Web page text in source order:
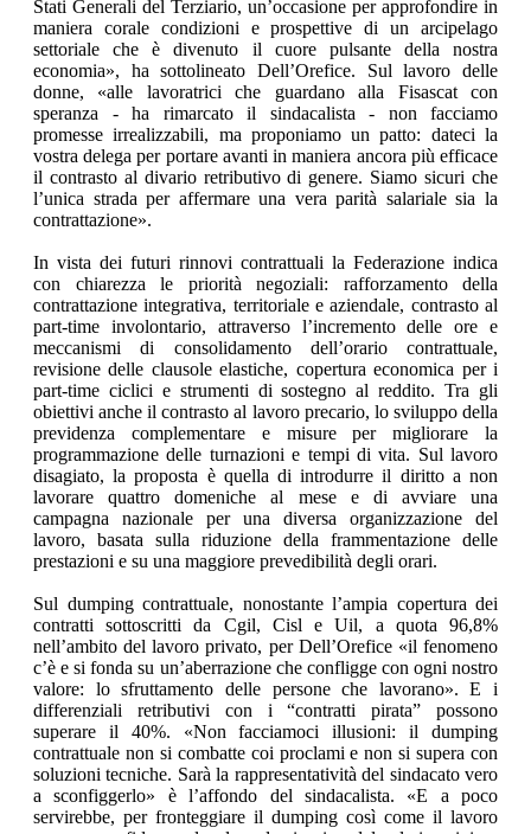
Stati Generali del Terziario, un’occasione per approfondire in
maniera corale condizioni e prospettive di un arcipelago
settoriale che è divenuto il cuore pulsante della nostra
economia», ha sottolineato Dell’Orefice. Sul lavoro delle
donne, «alle lavoratrici che guardano alla Fisascat con
speranza - ha rimarcato il sindacalista - non facciamo
promesse irrealizzabili, ma proponiamo un patto: dateci la
vostra delega per portare avanti in maniera ancora più efficace
il contrasto al divario retributivo di genere. Siamo sicuri che
l’unica strada per affermare una vera parità salariale sia la
contrattazione».
In vista dei futuri rinnovi contrattuali la Federazione indica
con chiarezza le priorità negoziali: rafforzamento della
contrattazione integrativa, territoriale e aziendale, contrasto al
part-time involontario, attraverso l’incremento delle ore e
meccanismi di consolidamento dell’orario contrattuale,
revisione delle clausole elastiche, copertura economica per i
part-time ciclici e strumenti di sostegno al reddito. Tra gli
obiettivi anche il contrasto al lavoro precario, lo sviluppo della
previdenza complementare e misure per migliorare la
programmazione delle turnazioni e tempi di vita. Sul lavoro
disagiato, la proposta è quella di introdurre il diritto a non
lavorare quattro domeniche al mese e di avviare una
campagna nazionale per una diversa organizzazione del
lavoro, basata sulla riduzione della frammentazione delle
prestazioni e su una maggiore prevedibilità degli orari.
Sul dumping contrattuale, nonostante l’ampia copertura dei
contratti sottoscritti da Cgil, Cisl e Uil, a quota 96,8%
nell’ambito del lavoro privato, per Dell’Orefice «il fenomeno
c’è e si fonda su un’aberrazione che confligge con ogni nostro
valore: lo sfruttamento delle persone che lavorano». E i
differenziali retributivi con i “contratti pirata” possono
superare il 40%. «Non facciamoci illusioni: il dumping
contrattuale non si combatte coi proclami e non si supera con
soluzioni tecniche. Sarà la rappresentatività del sindacato vero
a sconfiggerlo» è l’affondo del sindacalista. «E a poco
servirebbe, per fronteggiare il dumping così come il lavoro